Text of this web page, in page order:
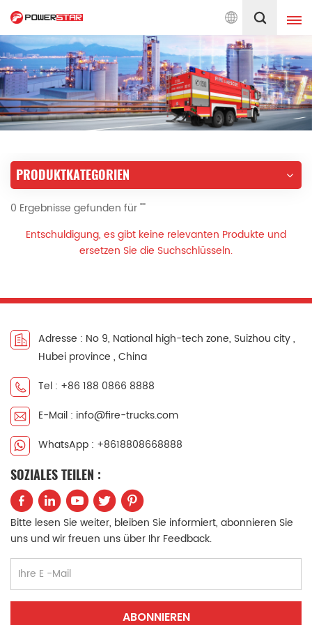
für Feuerwehr-Service Deutsch
English français
Deutsch русский
português
العربية
한국의 Türkçe
Tiếng Việt Indonesia
中文 қазақ
PRODUKTKATEGORIEN
0 Ergebnisse gefunden für ""
Entschuldigung, es gibt keine relevanten Produkte und
ersetzen Sie die Suchschlüsseln.
Adresse : No 9, National high-tech zone, Suizhou city ,
Hubei province , China
Tel : +86 188 0866 8888
E-Mail : info@fire-trucks.com
WhatsApp : +8618808668888
SOZIALES TEILEN :
Bitte lesen Sie weiter, bleiben Sie informiert, abonnieren Sie
uns und wir freuen uns über Ihr Feedback.